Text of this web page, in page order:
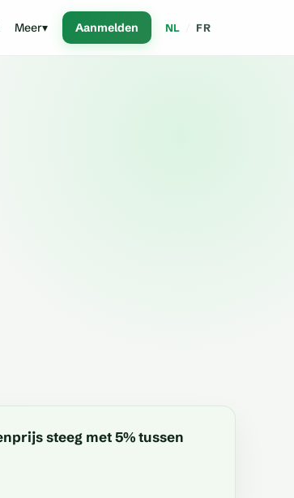
Meer▾ Aanmelden NL FR
steeg met5%tussen